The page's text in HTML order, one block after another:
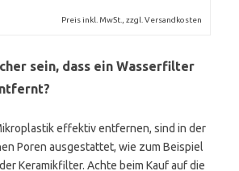
Preis inkl. MwSt., zzgl. Versandkosten
sein, dass ein Wasserfilter
effektiv entfernen, sind in der
Poren ausgestattet, wie zum Beispiel
Keramikfilter. Achte beim Kauf auf die